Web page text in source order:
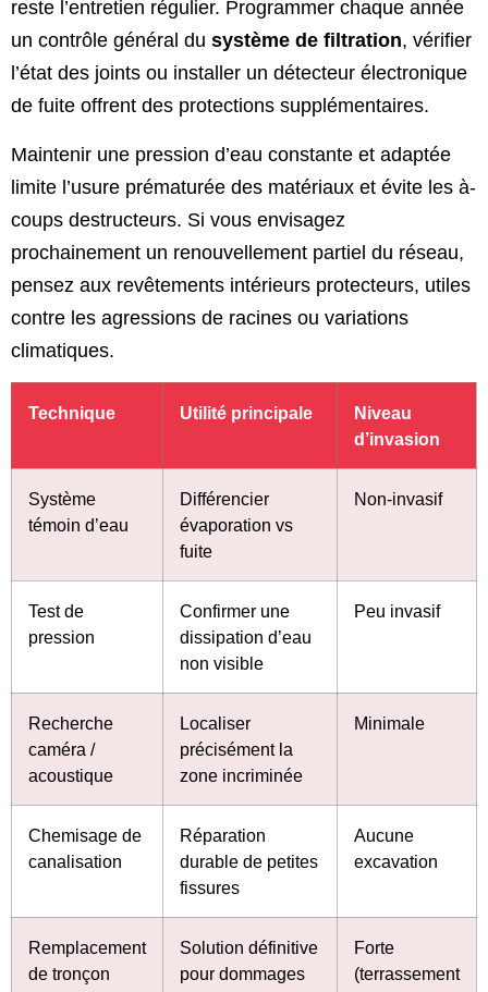
reste l’entretien régulier. Programmer chaque année
un contrôle général du système de filtration, vérifier
l’état des joints ou installer un détecteur électronique
de fuite offrent des protections supplémentaires.
Maintenir une pression d’eau constante et adaptée
limite l’usure prématurée des matériaux et évite les à-
coups destructeurs. Si vous envisagez
prochainement un renouvellement partiel du réseau,
pensez aux revêtements intérieurs protecteurs, utiles
contre les agressions de racines ou variations
climatiques.
Technique Utilité principale
Niveau
d’invasion
Système
témoin d’eau
Différencier
évaporation vs
fuite
Non-invasif
Test de
pression
Confirmer une
dissipation d’eau
non visible
Peu invasif
Recherche
caméra /
acoustique
Localiser
précisément la
zone incriminée
Minimale
Chemisage de
canalisation
Réparation
durable de petites
fissures
Aucune
excavation
Remplacement
de tronçon
Solution définitive
pour dommages
Forte
(terrassement